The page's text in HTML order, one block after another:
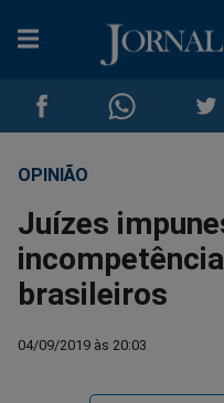
Compartilhar
no
Facebook
Compartilhar
no
Whatsapp
no
OPINIÃO
Juízes
brasileiros
04/09/2019 às 20:03